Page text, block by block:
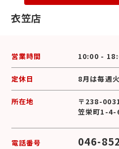
衣笠店
営業時間 10:00 -
定休日 8月は毎週
所在地
〒238-
笠栄町1-4-
電話番号 046-